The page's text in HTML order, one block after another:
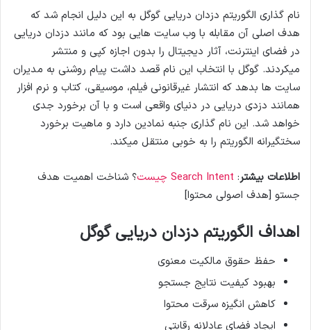
نام گذاری الگوریتم دزدان دریایی گوگل به این دلیل انجام شد که
هدف اصلی آن مقابله با وب سایت هایی بود که مانند دزدان دریایی
در فضای اینترنت، آثار دیجیتال را بدون اجازه کپی و منتشر
میکردند. گوگل با انتخاب این نام قصد داشت پیام روشنی به مدیران
سایت ها بدهد که انتشار غیرقانونی فیلم، موسیقی، کتاب و نرم افزار
همانند دزدی دریایی در دنیای واقعی است و با آن برخورد جدی
خواهد شد. این نام گذاری جنبه نمادین دارد و ماهیت برخورد
سختگیرانه الگوریتم را به خوبی منتقل میکند.
اطلاعات بیشتر: Search Intent چیست
؟ شناخت اهمیت هدف
جستو [هدف اصولی محتوا]
اهداف الگوریتم دزدان دریایی گوگل
حفظ حقوق مالکیت معنوی
بهبود کیفیت نتایج جستجو
کاهش انگیزه سرقت محتوا
ایجاد فضای عادلانه رقابتی